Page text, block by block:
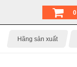
Hãng sản xuất